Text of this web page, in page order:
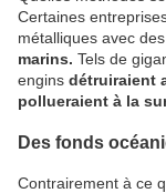
Certaines
métalliques avec des
marins. Tels de
engins détruiraient
pollueraient à la
Des fonds
Contrairement à ce